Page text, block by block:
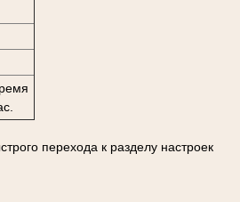
перехода к разделу настроек